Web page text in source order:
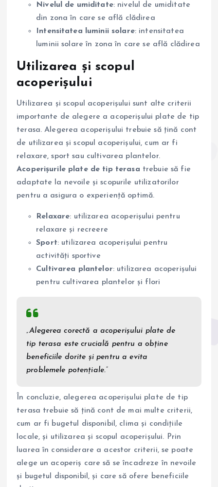
Nivelul de umiditate: nivelul de umiditate
din zona în care se află clădirea
Intensitatea luminii solare: intensitatea
luminii solare în zona în care se află clădirea
Utilizarea și scopul
acoperișului
Utilizarea și scopul acoperișului sunt alte criterii
importante de alegere a acoperișului plate de tip
terasa. Alegerea acoperișului trebuie să țină cont
de utilizarea și scopul acoperișului, cum ar fi
relaxare, sport sau cultivarea plantelor.
Acoperișurile plate de tip terasa trebuie să fie
adaptate la nevoile și scopurile utilizatorilor
pentru a asigura o experiență optimă.
Relaxare: utilizarea acoperișului pentru
relaxare și recreere
Sport: utilizarea acoperișului pentru
activități sportive
Cultivarea plantelor: utilizarea acoperișului
pentru cultivarea plantelor și flori
„Alegerea corectă a acoperișului plate de
tip terasa este crucială pentru a obține
beneficiile dorite și pentru a evita
problemele potențiale.”
În concluzie, alegerea acoperișului plate de tip
terasa trebuie să țină cont de mai multe criterii,
cum ar fi bugetul disponibil, clima și condițiile
locale, și utilizarea și scopul acoperișului. Prin
luarea în considerare a acestor criterii, se poate
alege un acoperiș care să se încadreze în nevoile
și bugetul disponibil, și care să ofere beneficiile